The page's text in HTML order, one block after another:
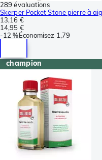
289 évaluations
Skerper Pocket Stone pierre à
13,16 €
14,95 €
-12 %Économisez 1,79
champion